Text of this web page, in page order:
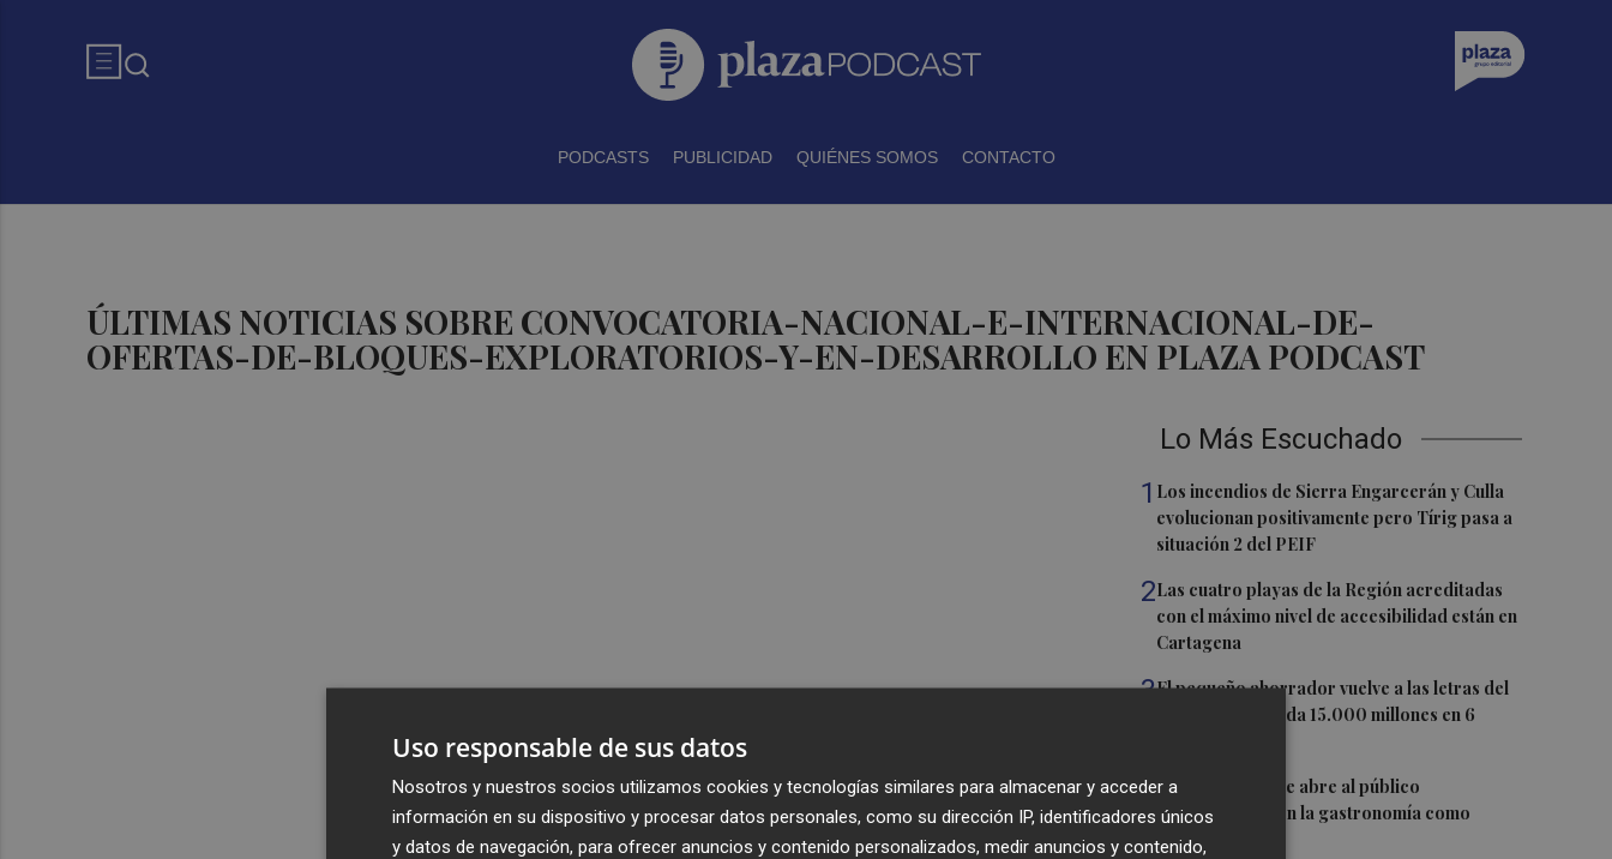
PODCASTS PUBLICIDAD QUIÉNES SOMOS CONTACTO
ÚLTIMAS NOTICIAS SOBRE CONVOCATORIA-NACIONAL-E-INTERNACIONAL-DE-
OFERTAS-DE-BLOQUES-EXPLORATORIOS-Y-EN-DESARROLLO EN PLAZA PODCAST
Lo Más Escuchado
1 Los incendios de Sierra Engarcerán y Culla
evolucionan positivamente pero Tírig pasa a
situación 2 del PEIF
2Las cuatro playas de la Región acreditadas
con el máximo nivel de accesibilidad están en
Cartagena
3El pequeño ahorrador vuelve a las letras del
Tesoro y demanda 15.000 millones en 6
4El oleoturismo se abre al público
internacional con la gastronomía como
reclamo
Uso responsable de sus datos
Nosotros y nuestros socios utilizamos cookies y tecnologías similares para almacenar y acceder a
información en su dispositivo y procesar datos personales, como su dirección IP, identificadores únicos
y datos de navegación, para ofrecer anuncios y contenido personalizados, medir anuncios y contenido,